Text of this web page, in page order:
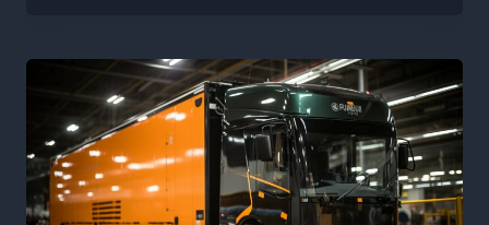
MARCHÉ
GRÂCE
AUX
ALGORITHMES
D’IA